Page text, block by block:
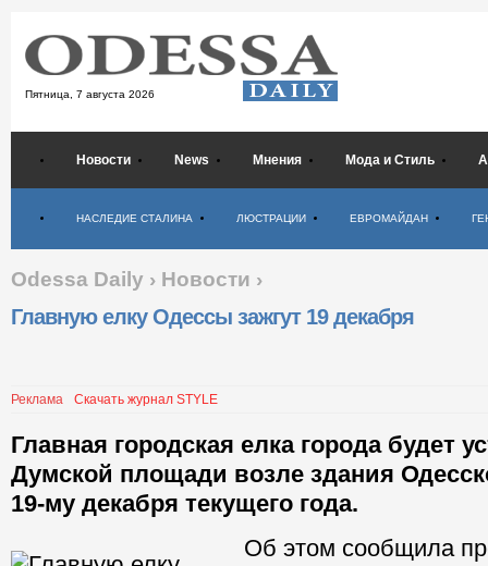
Пятница, 7 августа 2026
Новости News Мнения Мода и Стиль
НАСЛЕДИЕ СТАЛИНА ЛЮСТРАЦИИ ЕВРОМАЙДАН
Odessa Daily › Новости ›
Главную елку Одессы зажгут 19 декабря
Реклама Скачать журнал STYLE
Главная городская елка города будет
Думской площади возле здания
19-му декабря текущего года.
Об этом сообщила